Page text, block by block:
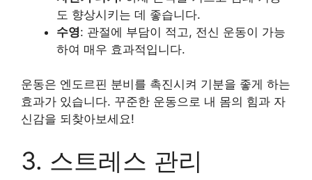
도 향상시키는 데 좋습니다.
수영: 관절에 부담이 적고, 전신 운동이 가능
하여 매우 효과적입니다.
운동은 엔도르핀 분비를 촉진시켜 기분을 좋게 하는
효과가 있습니다. 꾸준한 운동으로 내 몸의 힘과 자
신감을 되찾아보세요!
3. 스트레스 관리